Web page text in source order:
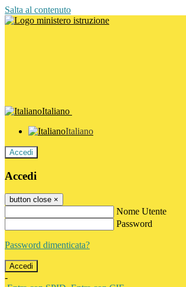
Salta al contenuto
Italiano
Italiano
Accedi
Accedi
button close ×
Nome Utente
Password
Password dimenticata?
-